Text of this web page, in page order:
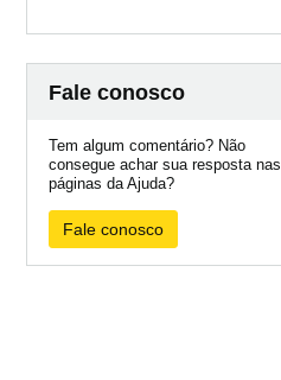
Fale conosco
Tem algum comentário? Não
consegue achar sua resposta nas
páginas da Ajuda?
Fale conosco